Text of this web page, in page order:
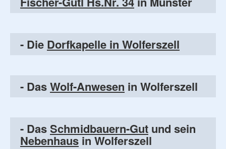
- Die Dorfkapelle in Wolferszell
- DasWolf-Anwesen in Wolferszell
- DasSchmidbauern-Gut und sein
Nebenhausin Wolferszell